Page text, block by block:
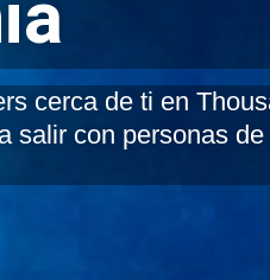
cerca de ti en
salir con personas